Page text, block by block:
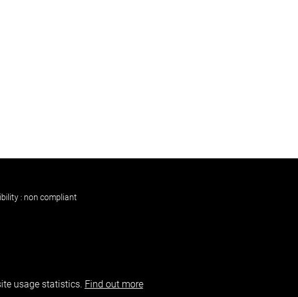
: non compliant
usage statistics. Find out more